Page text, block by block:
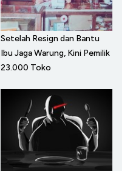
Setelah Resign dan Bantu
Ibu Jaga Warung, Kini Pemilik
23.000 Toko